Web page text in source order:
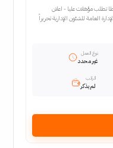
تطلب مؤهلات عليا - اعلان
البترول الإدارة العامة للشئون الإدارية تحريراً
نوع العمل
غير محدد
الراتب
لم يذكر